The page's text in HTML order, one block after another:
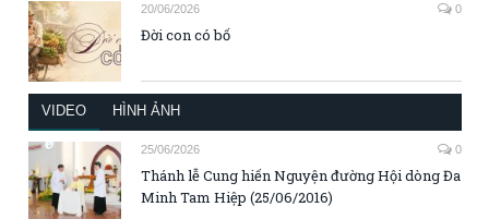
20/06/2026 0
Đời con có bố
VIDEO HÌNH ẢNH
25/06/2026 0
Thánh lễ Cung hiến Nguyện đường Hội dòng Đa
Minh Tam Hiệp (25/06/2016)